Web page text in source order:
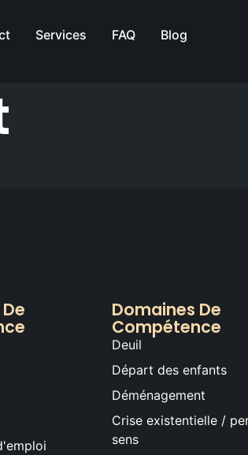
Services FAQ Blog
Domaines De
Compétence
Deuil
Départ des enfants
Déménagement
Crise existentielle /
sens